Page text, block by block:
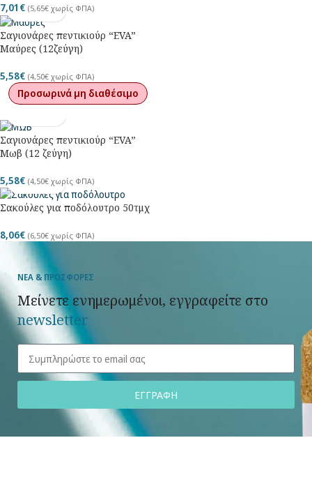
7,01 € (5,65€ χωρίς ΦΠΑ)
Σαγιονάρες πεντικιούρ “EVA”
Μαύρες (12ζεύγη)
5,58€ (4,50€ χωρίς ΦΠΑ)
Προσωρινά μη διαθέσιμο
Σαγιονάρες πεντικιούρ “EVA”
Μωβ (12 ζεύγη)
5,58€ (4,50€ χωρίς ΦΠΑ)
Σακούλες για ποδόλουτρο 50τμχ
8,06€ (6,50€ χωρίς ΦΠΑ)
ΝΕΑ & ΠΡΟΣΦΟΡΕΣ
Μείνετε ενημερωμένοι, εγγραφείτε στο
newsletter
ΕΓΓΡΑΦΗ